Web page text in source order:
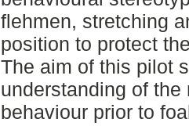
flehmen, stretching
position to protect
The aim of this pilot
understanding of the
behaviour prior to